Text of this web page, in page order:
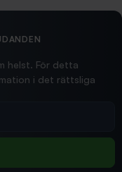
2026/02/19
bra...
helst. För detta
i det rättsliga